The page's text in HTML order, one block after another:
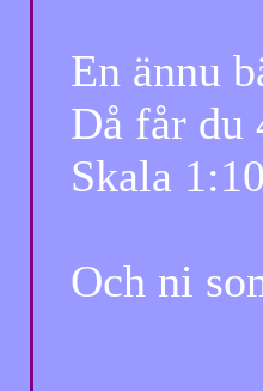
En ännu
Då får du
Skala
Och ni